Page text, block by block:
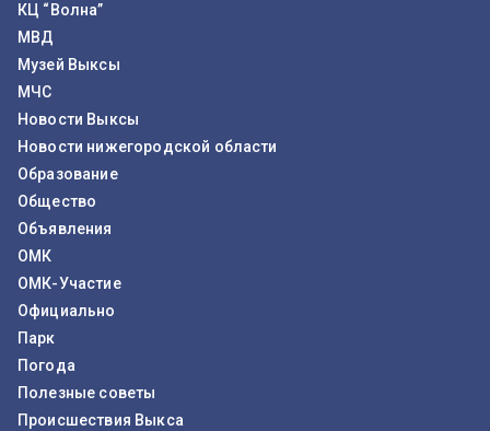
КЦ “Волна”
МВД
Музей Выксы
МЧС
Новости Выксы
Новости нижегородской области
Образование
Общество
Объявления
ОМК
ОМК-Участие
Официально
Парк
Погода
Полезные советы
Происшествия Выкса